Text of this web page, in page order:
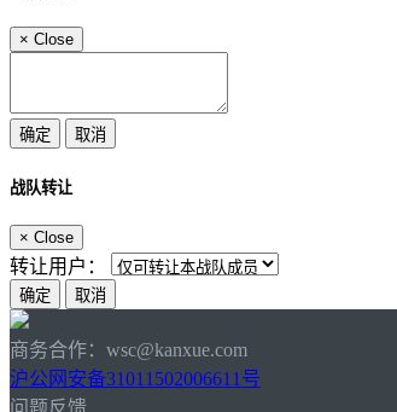
× Close
战队转让
× Close
转让用户：
商务合作：wsc@kanxue.com
沪公网安备31011502006611号
问题反馈